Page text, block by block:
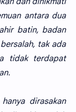
antara dua
batin, badan
tak ada
tidak terdapat
dirasakan